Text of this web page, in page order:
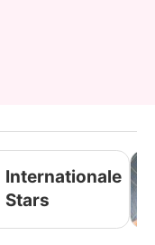
Internationale
Stars